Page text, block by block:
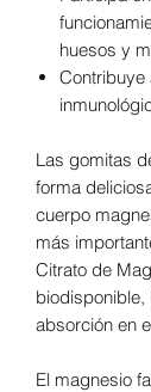
huesos y
Contribuye
Las gomitas
forma
cuerpo
más
Citrato de
biodisponible,
absorción en
El magnesio